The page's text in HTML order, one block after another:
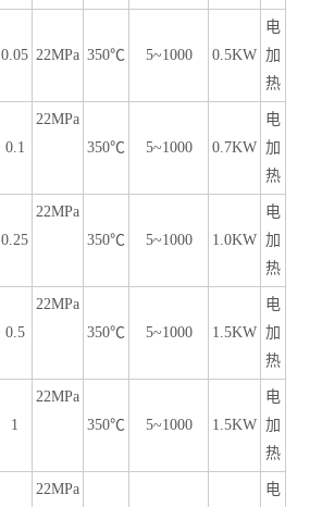
0.05 22MPa 350℃ 5~1000 0.5KW
电
加
热
0.1
22MPa
350℃
5~1000 0.7KW
电
加
热
0.25
22MPa
350℃
5~1000 1.0KW
电
加
热
0.5
22MPa
350℃
5~1000 1.5KW
电
加
热
1
22MPa
350℃
5~1000 1.5KW
电
加
热
22MPa
电